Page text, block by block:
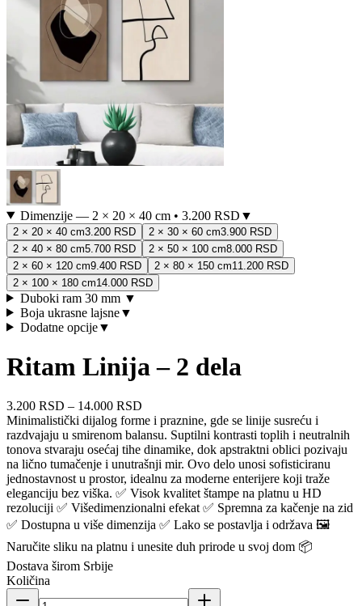
Dimenzije — 2 × 20 × 40 cm• 3.200 RSD ▼
2 × 20 × 40 cm3.200 RSD 2 × 30 × 60 cm3.900 RSD
2 × 40 × 80 cm5.700 RSD 2 × 50 × 100 cm8.000 RSD
2 × 60 × 120 cm9.400 RSD 2 × 80 × 150 cm11.200 RSD
2 × 100 × 180 cm14.000 RSD
Duboki ram 30 mm ▼
Boja ukrasne lajsne▼
Dodatne opcije▼
Ritam Linija – 2 dela
3.200 RSD – 14.000 RSD
Minimalistički dijalog forme i praznine, gde se linije susreću i
razdvajaju u smirenom balansu. Suptilni kontrasti toplih i neutralnih
tonova stvaraju osećaj tihe dinamike, dok apstraktni oblici pozivaju
na lično tumačenje i unutrašnji mir. Ovo delo unosi sofisticiranu
jednostavnost u prostor, idealnu za moderne enterijere koji traže
eleganciju bez viška. ✅ Visok kvalitet štampe na platnu u HD
rezoluciji ✅ Višedimenzionalni efekat ✅ Spremna za kačenje na zid
✅ Dostupna u više dimenzija ✅ Lako se postavlja i održava 🖼️
Naručite sliku na platnu i unesite duh prirode u svoj dom 📦
Dostava širom Srbije
Količina